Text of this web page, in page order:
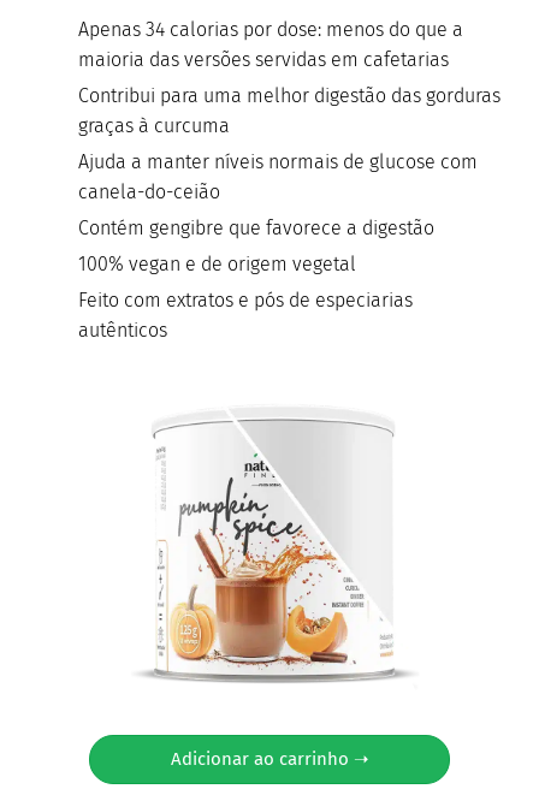
Apenas 34 calorias por dose: menos do que a
maioria das versões servidas em cafetarias
Contribui para uma melhor digestão das gorduras
graças à curcuma
Ajuda a manter níveis normais de glucose com
canela-do-ceião
Contém gengibre que favorece a digestão
100% vegan e de origem vegetal
Feito com extratos e pós de especiarias
autênticos
Adicionar ao carrinho ➝